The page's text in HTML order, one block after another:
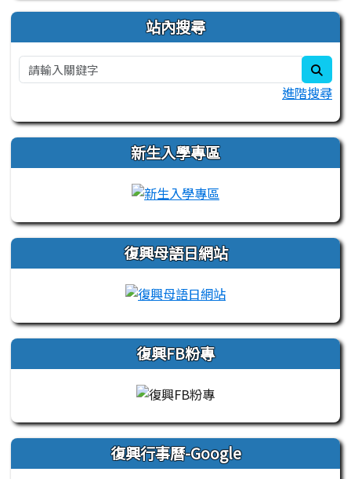
站內搜尋
進階搜尋
新生入學專區
復興母語日網站
link to https://
復興FB粉專
復興行事曆-Google